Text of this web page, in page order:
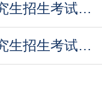
山西：2024年全国硕士研究生招生考试（初试）
贵州：2024年全国硕士研究生招生考试（初试）